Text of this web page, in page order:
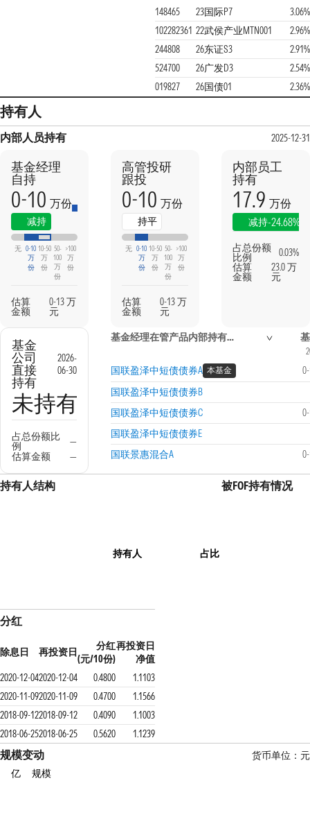
148465
23国际P7
3.06%
102282361 22武侯产业MTN001
2.96%
244808
26东证S3
2.91%
524700
26广发D3
2.54%
019827
26国债01 2.36%
持有人
内部人员持有 2025-12-31
基金经理
自持
0-10 万份
减持
无 0-10
万
份
10-50
万
份
50-
100
万
份
>100
万
份
估算
金额
0-13 万
元
高管投研
跟投
0-10 万份
持平
无 0-10
万
份
10-50
万
份
50-
100
万
份
>100
万
份
估算
金额
0-13 万
元
内部员工
持有
17.9 万份
减持-24.68%
占总份额
比例
0.03%
估算
金额
23.0 万
元
基金
公司
直接
持有
2026-
06-30
未持有
占总份额比
例
—
估算金额
—
基金经理在管产品内部持有信息
国联盈泽中短债债券A 本基金
国联盈泽中短债债券B
国联盈泽中短债债券C
国联盈泽中短债债券E
国联景惠混合A
持有人结构
持有人 占比
被FOF持有情况
分红
除息日 再投资日
分红
(元/10份)
再投资日
净值
2020-12-042020-12-04 0.4800
1.1103
2020-11-092020-11-09 0.4700
1.1566
2018-09-122018-09-12 0.4090
1.1003
2018-06-252018-06-25 0.5620 1.1239
规模变动
货币单位：元
亿
规模